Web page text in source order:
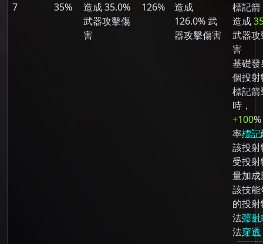
7
35%
造成 35.0%
武器攻擊傷
害
126%
造成
126.0% 武
器攻擊傷害
標記箭
造成
武器
害
基礎發
個投射
標記
時，
+100
率標記
該投
受投
量加
該技
的投
法彈射
法穿透